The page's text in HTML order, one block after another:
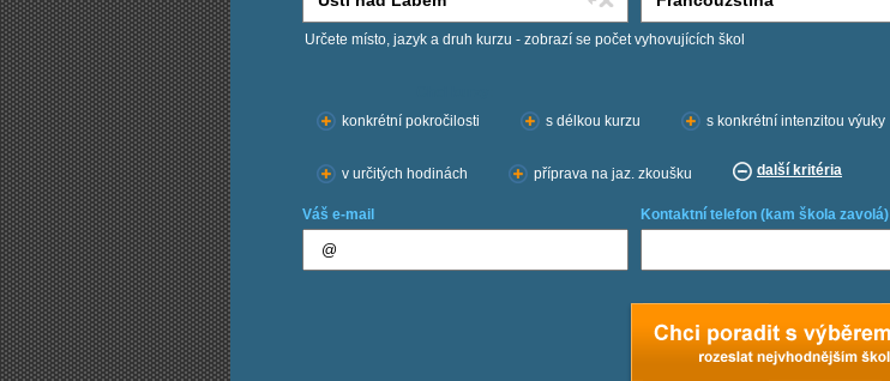
Určete místo, jazyk a druh kurzu - zobrazí se počet vyhovujících škol
konkrétní pokročilosti
s délkou kurzu s konkrétní intenzitou výuky
v určitých hodinách příprava na jaz. zkoušku další kritéria
Váš e-mail Kontaktní telefon (kam škola zavolá)